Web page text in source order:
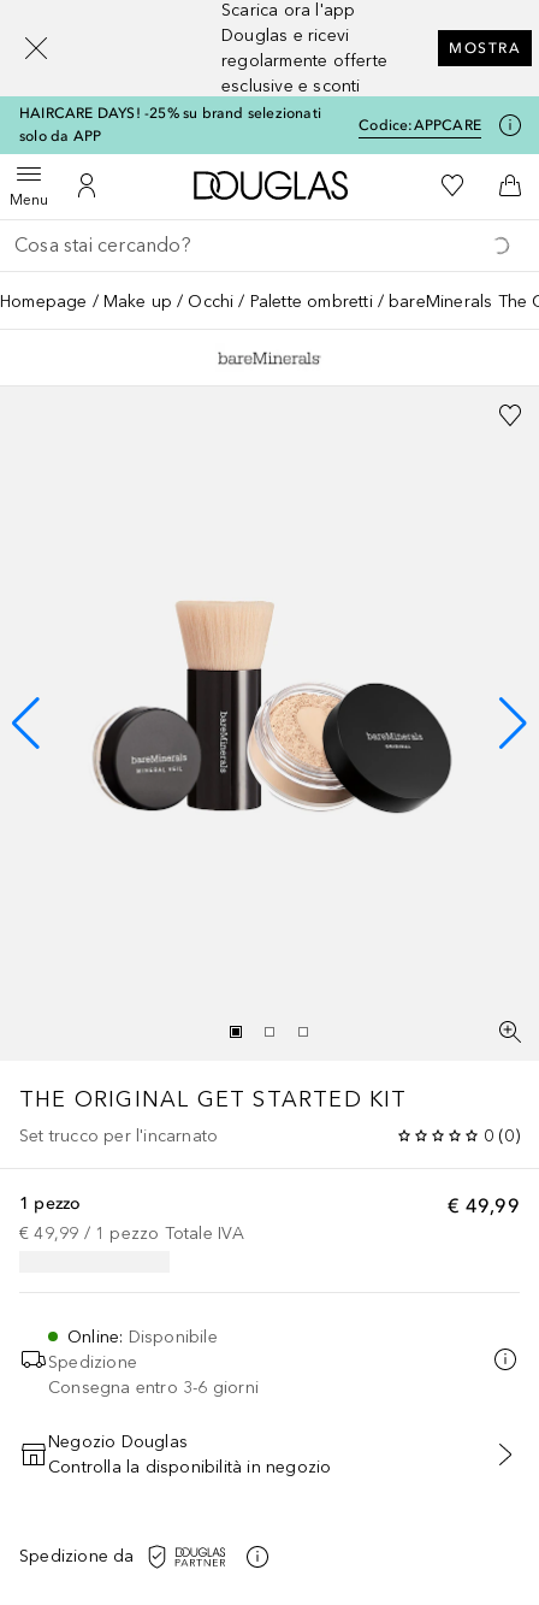
Scarica ora l'app
Douglas e ricevi
regolarmente offerte
esclusive e sconti
MOSTRA
HAIRCARE DAYS! -25% su brand selezionati
solo da APP
Codice:APPCARE
MenuApri menuAl Mio Account
A Douglas HomeAlla Mia
Al
Torna indietro
Esegui ricerca
Homepage Make up Occhi Palette ombretti bareMinerals The
THE ORIGINAL GET STARTED KIT
Set trucco per l'incarnato 0 (0)
€ 49,99
1 pezzo
€ 49,99 / 1 pezzo Totale IVA
Online: Disponibile
Spedizione
Consegna entro 3-6 giorni
AGGIUNGI AL CARRELLO
Negozio Douglas
Controlla la disponibilità in negozio
Spedizione da
[navigation.slideout.screenreader]